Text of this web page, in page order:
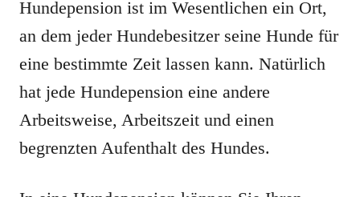
Hundepension ist im Wesentlichen ein Ort,
an dem jeder Hundebesitzer seine Hunde für
eine bestimmte Zeit lassen kann. Natürlich
hat jede Hundepension eine andere
Arbeitsweise, Arbeitszeit und einen
begrenzten Aufenthalt des Hundes.